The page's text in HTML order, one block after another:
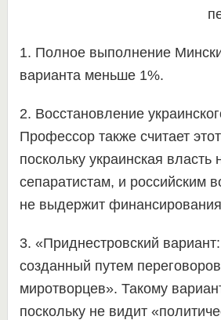
1. Полное выполнение
варианта меньше 1%.
2. Восстановление
Профессор также считает
поскольку украинская власть
сепаратистам, и российским
не выдержит
3. «Приднестровский
созданный путем
миротворцев». Такому
поскольку не видит